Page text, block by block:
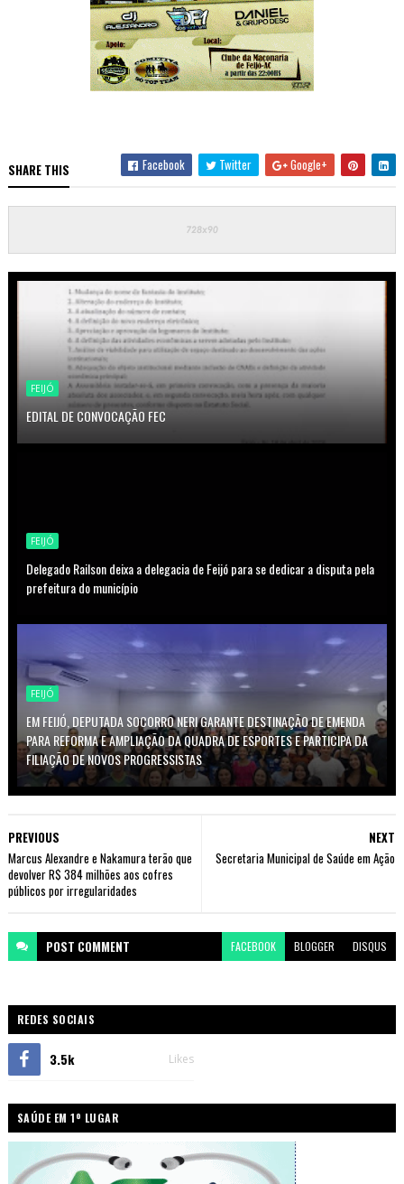
SHARE THIS Facebook Twitter Google+
FEIJÓ
EDITAL DE CONVOCAÇÃO FEC
FEIJÓ
Delegado Railson deixa a delegacia de Feijó para se dedicar a disputa pela
prefeitura do município
FEIJÓ
EM FEIJÓ, DEPUTADA SOCORRO NERI GARANTE DESTINAÇÃO DE EMENDA
PARA REFORMA E AMPLIAÇÃO DA QUADRA DE ESPORTES E PARTICIPA DA
FILIAÇÃO DE NOVOS PROGRESSISTAS
NEXT
Secretaria Municipal de Saúde em Ação
PREVIOUS
Marcus Alexandre e Nakamura terão que
devolver R$ 384 milhões aos cofres
públicos por irregularidades
POST COMMENT FACEBOOK BLOGGER DISQUS
REDES SOCIAIS
3.5k Likes
SAÚDE EM 1º LUGAR